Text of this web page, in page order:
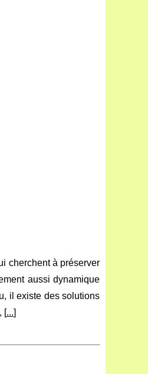
cherchent à préserver
aussi dynamique
il existe des solutions
[...]